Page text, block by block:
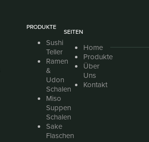
PRODUKTE
Sushi
Teller
Ramen
&
Udon
Schalen
Miso
Suppen
Schalen
Sake
Flaschen
SEITEN
Home
Produkte
Über
Uns
Kontakt